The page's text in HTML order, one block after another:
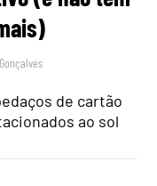
de cartão
ao sol